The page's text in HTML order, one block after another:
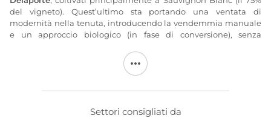
del vigneto). Quest’ultimo sta portando una ventata di
modernità nella tenuta, introducendo la vendemmia manuale
e un approccio biologico (in fase di conversione), senza
conta 50 appezzamenti, con terroir molto
Maggiori informazioni sul sito diDelaporte
Settori consigliati da